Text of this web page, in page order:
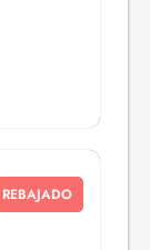
REBAJADO